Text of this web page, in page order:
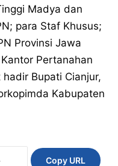
Madya dan
para Staf Khusus;
Provinsi Jawa
Pertanahan
Bupati Cianjur,
Kabupaten
Copy URL